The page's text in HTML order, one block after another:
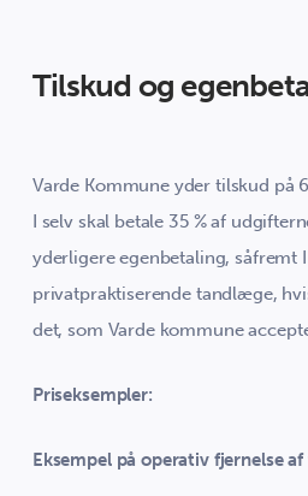
Tilskud og
Varde Kommune yder tilskud på
I selv skal betale 35 % af
yderligere egenbetaling, såfremt
privatpraktiserende tandlæge,
det, som Varde kommune
Priseksempler:
Eksempel på operativ fjernelse